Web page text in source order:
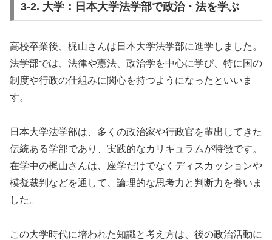
3-2. 大学：日本大学法学部で政治・法を学ぶ
高校卒業後、梶山さんは日本大学法学部に進学しました。
法学部では、法律や憲法、政治学を中心に学び、特に国の
制度や行政の仕組みに関心を持つようになったといいま
す。
日本大学法学部は、多くの政治家や行政官を輩出してきた
伝統ある学部であり、実践的なカリキュラムが特徴です。
在学中の梶山さんは、座学だけでなくディスカッションや
模擬裁判などを通して、論理的な思考力と判断力を養いま
した。
この大学時代に培われた知識と考え方は、後の政治活動に